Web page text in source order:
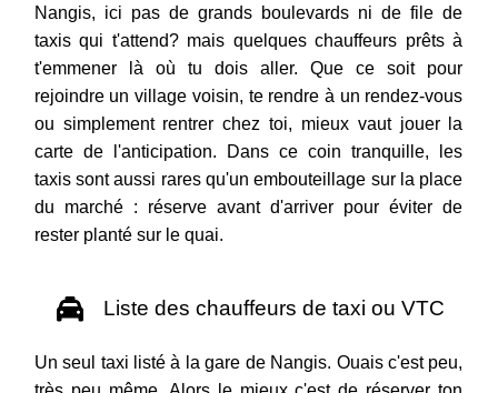
Nangis, ici pas de grands boulevards ni de file de
taxis qui t'attend? mais quelques chauffeurs prêts à
t'emmener là où tu dois aller. Que ce soit pour
rejoindre un village voisin, te rendre à un rendez-vous
ou simplement rentrer chez toi, mieux vaut jouer la
carte de l'anticipation. Dans ce coin tranquille, les
taxis sont aussi rares qu'un embouteillage sur la place
du marché : réserve avant d'arriver pour éviter de
rester planté sur le quai.
Liste des chauffeurs de taxi ou VTC
Un seul taxi listé à la gare de Nangis. Ouais c'est peu,